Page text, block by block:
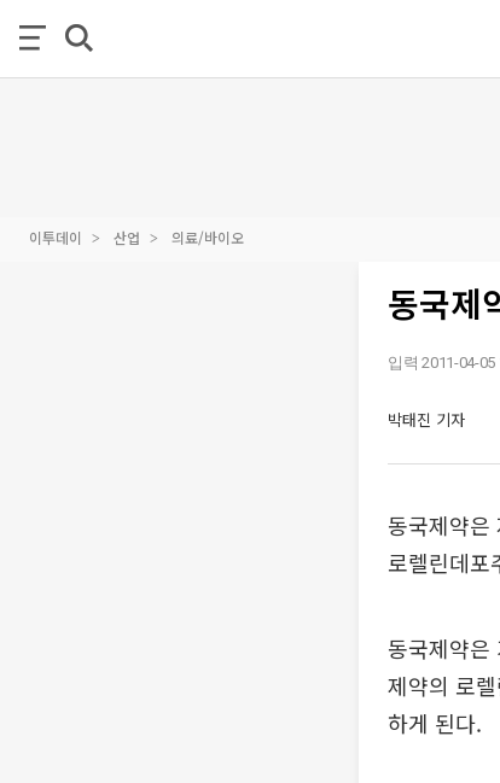
이투데이 산업 의료/바이오
동국제
입력 2011-04-05
박태진 기자
동국제약은
로렐린데포
동국제약은
제약의 로
하게 된다.